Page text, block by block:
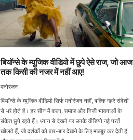
बियॉन्से के म्यूजिक वीडियो में छुपे ऐसे राज, जो आज
तक किसी की नजर में नहीं आए!
मनोरंजन
बियॉन्से के म्यूजिक वीडियो सिर्फ मनोरंजन नहीं, बल्कि गहरे संदेशों
से भरे होते हैं। हर सीन में कला, समाज और निजी भावनाओं के
संकेत छुपे रहते हैं। ध्यान से देखने पर उनके वीडियो नई परतें
खोलते हैं, जो दर्शकों को बार-बार देखने के लिए मजबूर कर देती हैं